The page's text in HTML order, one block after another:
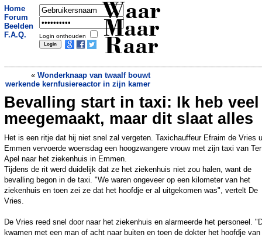
Home
Forum
Beelden
F.A.Q.
Login onthouden
Waar
Maar
Raar
« Wonderknaap van twaalf bouwt
werkende kernfusiereactor in zijn kamer
Nike in de min op beurs door
gescheurde schoen basketballer»
Bevalling start in taxi: Ik heb veel
meegemaakt, maar dit slaat alles
Het is een ritje dat hij niet snel zal vergeten. Taxichauffeur Efraim de Vries
Emmen vervoerde woensdag een hoogzwangere vrouw met zijn taxi van Ter
Apel naar het ziekenhuis in Emmen.
Tijdens de rit werd duidelijk dat ze het ziekenhuis niet zou halen, want de
bevalling begon in de taxi. "We waren ongeveer op een kilometer van het
ziekenhuis en toen zei ze dat het hoofdje er al uitgekomen was", vertelt De
Vries.
De Vries reed snel door naar het ziekenhuis en alarmeerde het personeel.
kwamen met een man of acht naar buiten en toen de dokter het hoofdje van